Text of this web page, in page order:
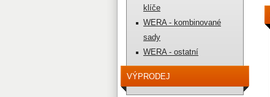
klíče
WERA - kombinované
sady
WERA - ostatní
VÝPRODEJ